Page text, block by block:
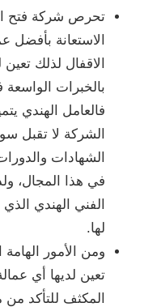
تحرص شركة فتح
الاستعانة بأفضل
الاقفال لذلك
بالخبرات
فالعامل الهندي
الشركة لا تقبل
الشهادات
في هذا المجال،
الفني الهندي
لها.
ومن الأمور
تعين لديها أي
المكثف للتأكد